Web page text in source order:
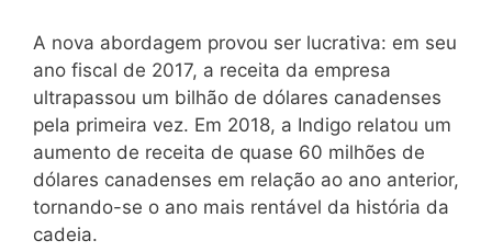
A nova abordagem provou ser lucrativa: em seu
ano fiscal de 2017, a receita da empresa
ultrapassou um bilhão de dólares canadenses
pela primeira vez. Em 2018, a Indigo relatou um
aumento de receita de quase 60 milhões de
dólares canadenses em relação ao ano anterior,
tornando-se o ano mais rentável da história da
cadeia.